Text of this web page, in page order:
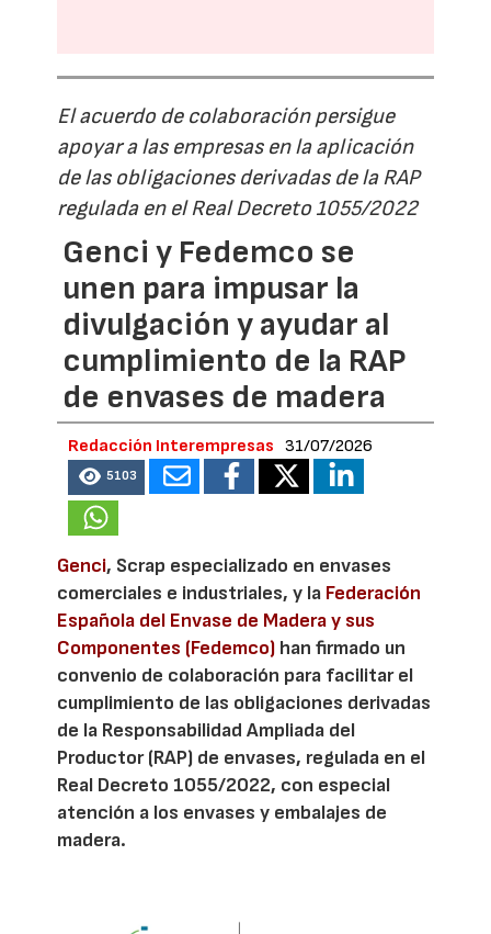
El acuerdo de colaboración persigue
apoyar a las empresas en la aplicación
de las obligaciones derivadas de la RAP
regulada en el Real Decreto 1055/2022
Genci y Fedemco se
unen para impusar la
divulgación y ayudar al
cumplimiento de la RAP
de envases de madera
Redacción Interempresas 31/07/2026
5103
Genci, Scrap especializado en envases
comerciales e industriales, y la Federación
Española del Envase de Madera y sus
Componentes (Fedemco) han firmado un
convenio de colaboración para facilitar el
cumplimiento de las obligaciones derivadas
de la Responsabilidad Ampliada del
Productor (RAP) de envases, regulada en el
Real Decreto 1055/2022, con especial
atención a los envases y embalajes de
madera.